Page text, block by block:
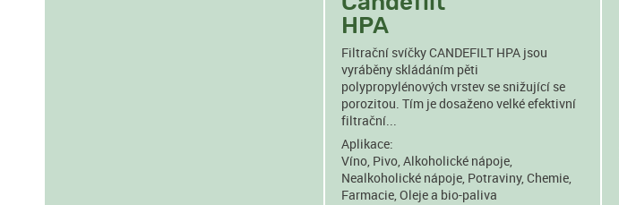
HPA
Filtrační svíčky CANDEFILT HPA jsou
vyráběny skládáním pěti
polypropylénových vrstev se snižující se
porozitou. Tím je dosaženo velké efektivní
filtrační...
Aplikace:
Víno, Pivo, Alkoholické nápoje,
Nealkoholické nápoje, Potraviny, Chemie,
Farmacie, Oleje a bio-paliva